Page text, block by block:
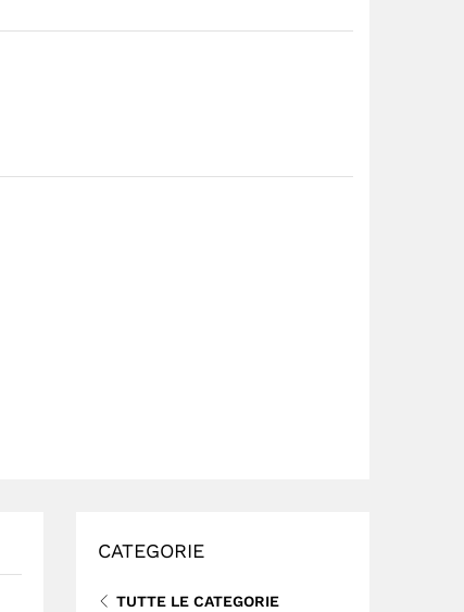
CATEGORIE
TUTTE LE CATEGORIE